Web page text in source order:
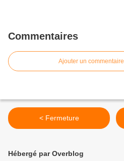
Commentaires
Ajouter un commentaire
< Fermeture
Hébergé par Overblog